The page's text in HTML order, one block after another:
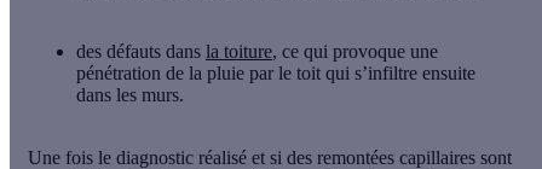
des défauts dans la toiture, ce qui provoque une
pénétration de la pluie par le toit qui s’infiltre ensuite
dans les murs.
Une fois le diagnostic réalisé et si des remontées capillaires sont